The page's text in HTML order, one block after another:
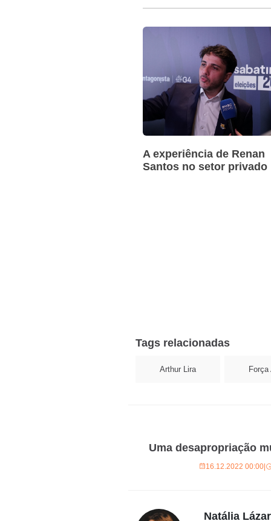
A experiência de Renan
Santos no setor privado
Tags relacionadas
Arthur Lira
Uma desapropriação
16.12.2022 00:00|
Natália